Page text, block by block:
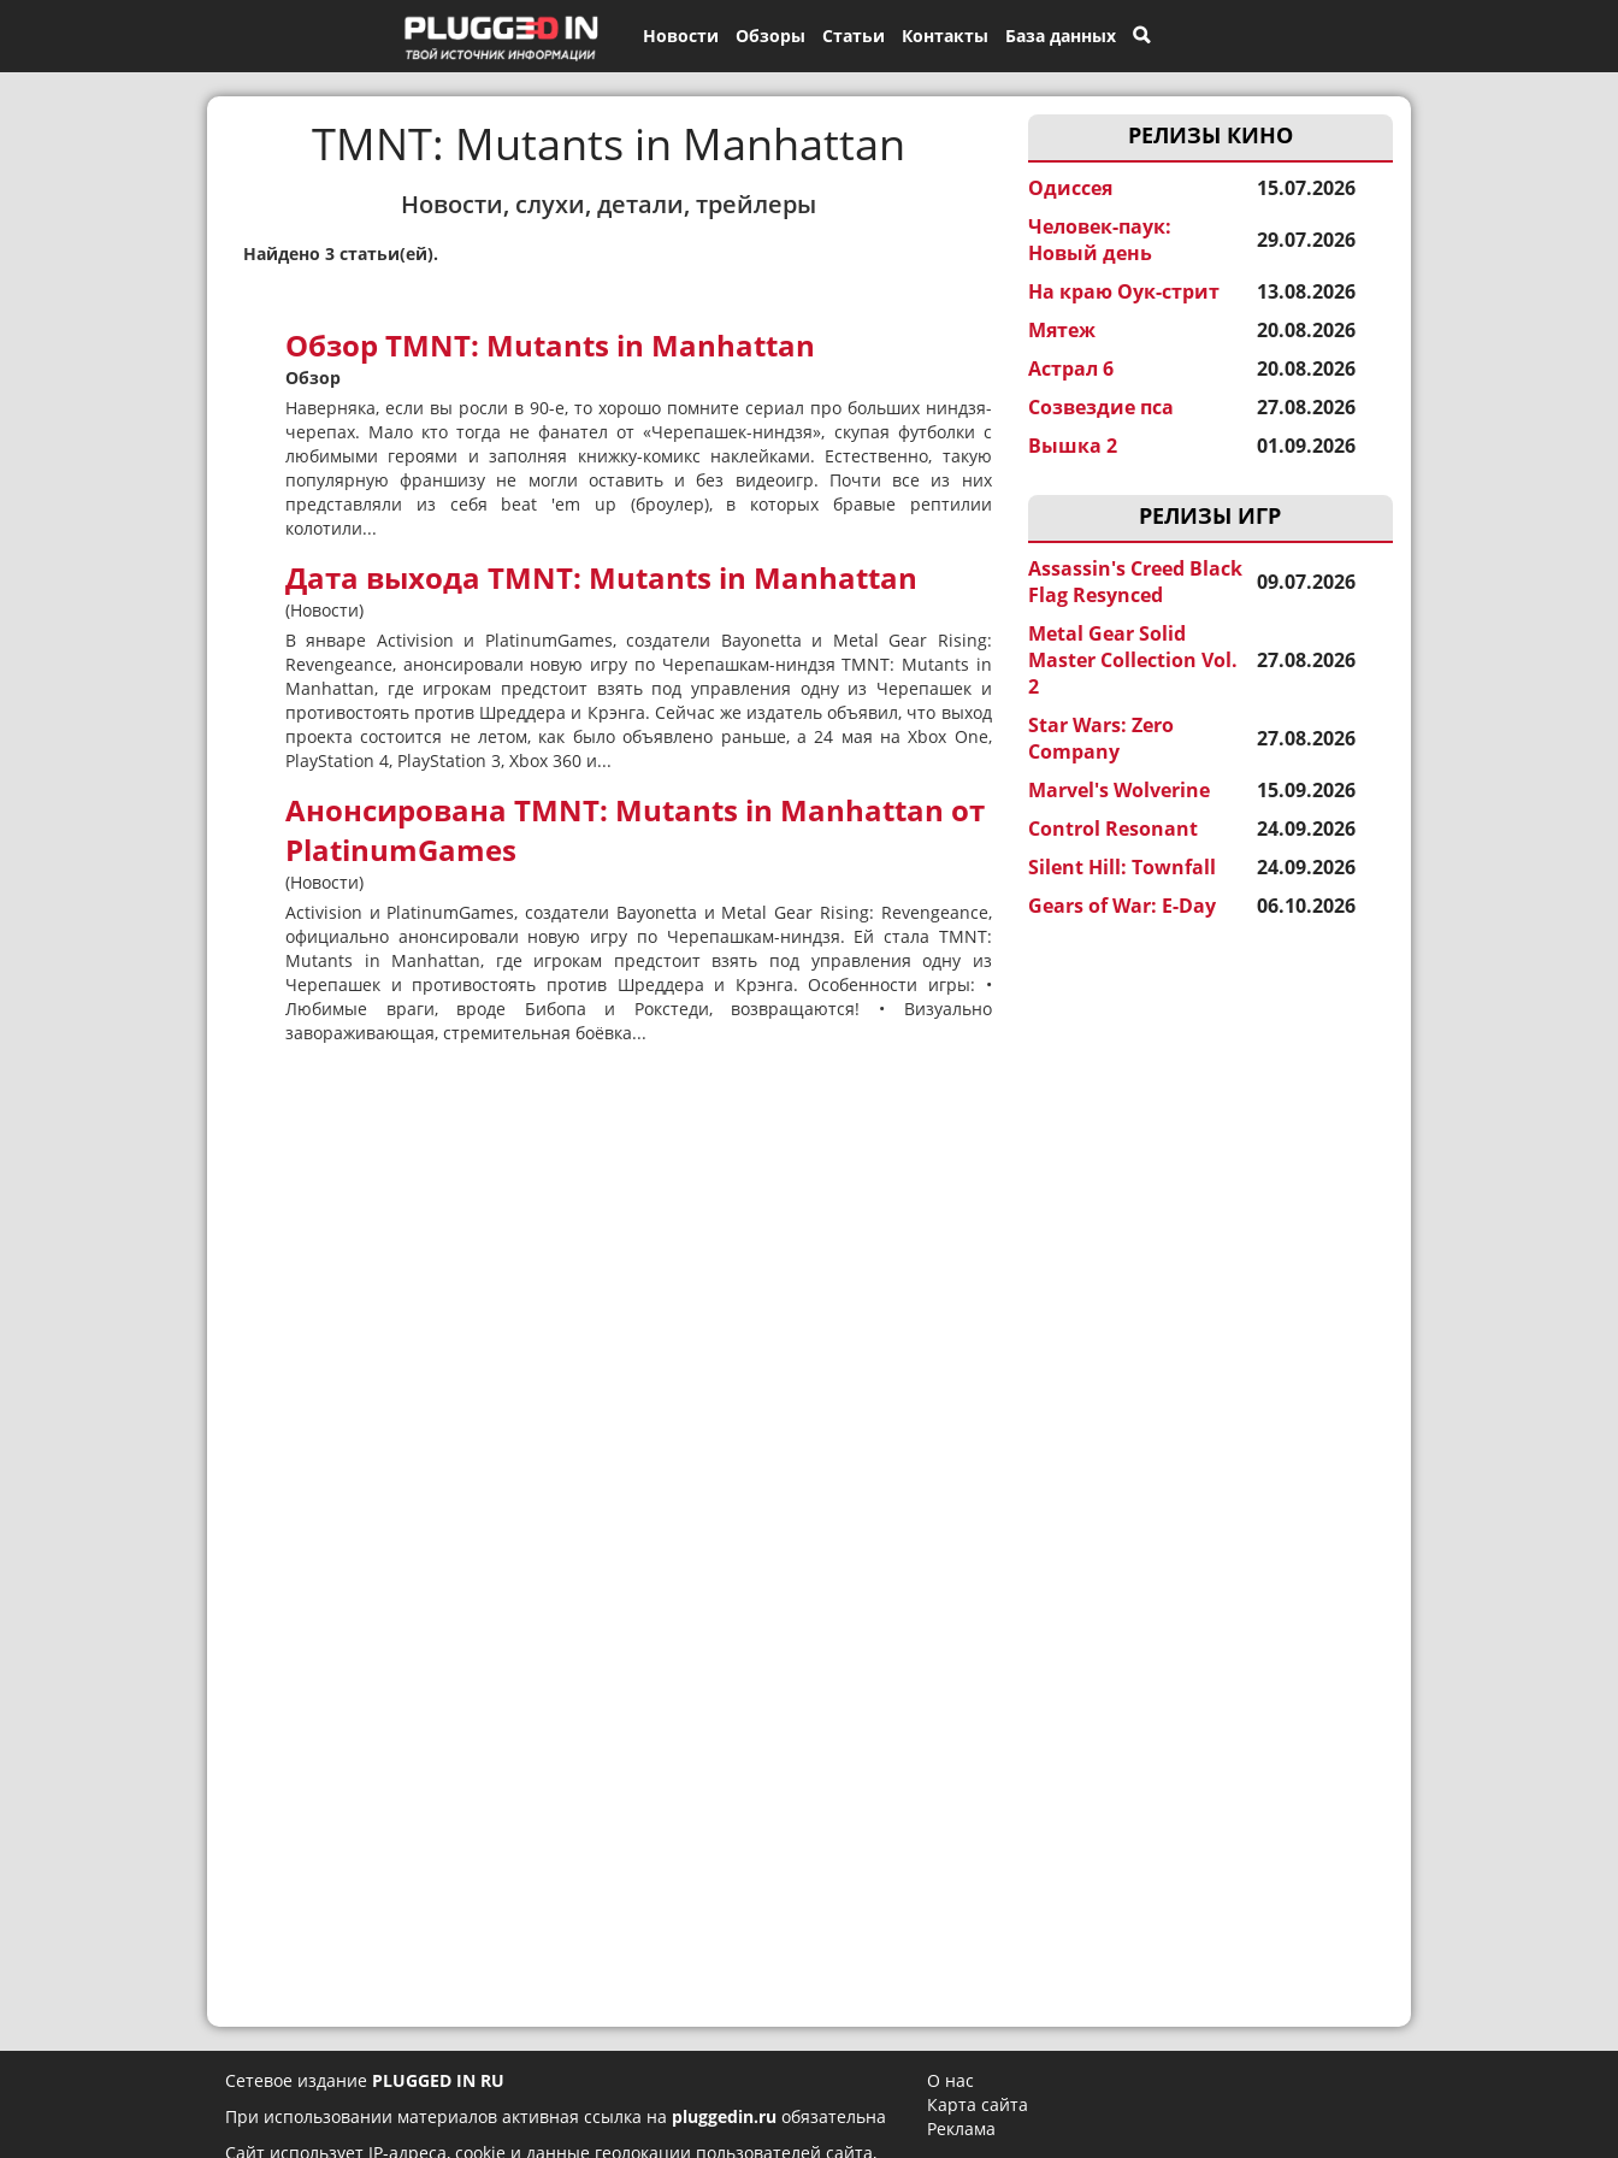
Новости Обзоры Статьи Контакты База данных
РЕЛИЗЫ КИНО
Одиссея
15.07.2026
Человек-паук:
Новый день
29.07.2026
На краю Оук-стрит
13.08.2026
Мятеж
20.08.2026
Астрал 6
20.08.2026
Созвездие пса
27.08.2026
Вышка 2
01.09.2026
РЕЛИЗЫ ИГР
Assassin's Creed Black
Flag Resynced
09.07.2026
Metal Gear Solid
Master Collection Vol.
2
27.08.2026
Star Wars: Zero
Company
27.08.2026
Marvel's Wolverine
15.09.2026
Control Resonant
24.09.2026
Silent Hill: Townfall
24.09.2026
Gears of War: E-Day
06.10.2026
TMNT: Mutants in Manhattan
Новости, слухи, детали, трейлеры
Найдено 3 статьи(ей).
Обзор TMNT: Mutants in Manhattan
Обзор
Наверняка, если вы росли в 90-е, то хорошо помните сериал про больших ниндзя-
черепах. Мало кто тогда не фанател от «Черепашек-ниндзя», скупая футболки с
любимыми героями и заполняя книжку-комикс наклейками. Естественно, такую
популярную франшизу не могли оставить и без видеоигр. Почти все из них
представляли из себя beat 'em up (броулер), в которых бравые рептилии
колотили...
Дата выхода TMNT: Mutants in Manhattan
(Новости)
В январе Activision и PlatinumGames, создатели Bayonetta и Metal Gear Rising:
Revengeance, анонсировали новую игру по Черепашкам-ниндзя TMNT: Mutants in
Manhattan, где игрокам предстоит взять под управления одну из Черепашек и
противостоять против Шреддера и Крэнга. Сейчас же издатель объявил, что выход
проекта состоится не летом, как было объявлено раньше, а 24 мая на Xbox One,
PlayStation 4, PlayStation 3, Xbox 360 и...
Анонсирована TMNT: Mutants in Manhattan от
PlatinumGames
(Новости)
Activision и PlatinumGames, создатели Bayonetta и Metal Gear Rising: Revengeance,
официально анонсировали новую игру по Черепашкам-ниндзя. Ей стала TMNT:
Mutants in Manhattan, где игрокам предстоит взять под управления одну из
Черепашек и противостоять против Шреддера и Крэнга. Особенности игры: •
Любимые враги, вроде Бибопа и Рокстеди, возвращаются! • Визуально
завораживающая, стремительная боёвка...
Сетевое издание PLUGGED IN RU
При использовании материалов активная ссылка на pluggedin.ru обязательна
Сайт использует IP-адреса, cookie и данные геолокации пользователей сайта,
О нас
Карта сайта
Реклама